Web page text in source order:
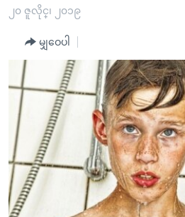
ပင်မ
ကျော်
ကြည့်
ပင်မ
ညွန်း
စာမျက်နှာ
သို့
အစ္စရေး-ပါလက်စတိုင်း
အင်္ဂလိပ်စာလေ့လာမယ်
အမေရိကန်သုံးအီဒီယံ
မကြေးမုံရဲ့ အင်္ဂလိပ်စာ
ရုပ်ရှင်ထဲက အင်္ဂလိပ်စာ
သုတပဒေသာ အင်္ဂလိပ်စာ
အပတ်စဉ်ကဏ္ဍများ
ရေဒီယို
ရေဒီယိုနှင့်ရုပ်သံ အချက်အလက်များ
ရေဒီယို/တီဗွီအစီအစဉ်
Learning English
ဗွီအိုအေ လူမှုကွန်ယက်များ
၂၀ ဇူလိုင္၊ ၂၀၁၉
မျှဝေပါ